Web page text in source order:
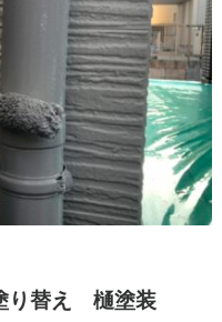
り替え 樋塗装